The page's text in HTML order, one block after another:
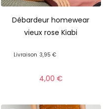
Débardeur homewear
vieux rose Kiabi
Livraison 3,95 €
4,00 €